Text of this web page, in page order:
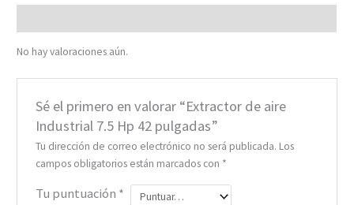
No hay valoraciones aún.
Sé el primero en valorar “Extractor de aire
Industrial 7.5 Hp 42 pulgadas”
Tu dirección de correo electrónico no será publicada. Los
campos obligatorios están marcados con *
Tu puntuación *